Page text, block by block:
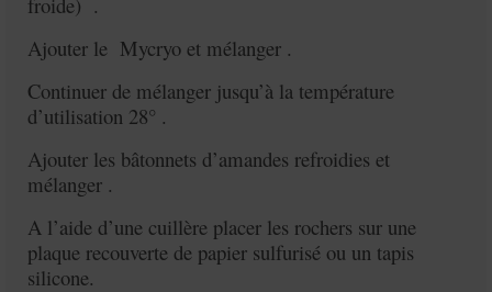
Ajouter le Mycryo et mélanger .
Continuer de mélanger jusqu’à la température
d’utilisation 28° .
Ajouter les bâtonnets d’amandes refroidies et
mélanger .
A l’aide d’une cuillère placer les rochers sur une
plaque recouverte de papier sulfurisé ou un tapis
silicone.